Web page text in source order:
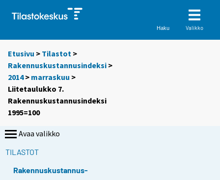
Haku Valikko
Etusivu > Tilastot >
Rakennuskustannusindeksi >
2014> marraskuu >
Liitetaulukko 7.
Rakennuskustannusindeksi
1995=100
Avaa valikko
TILASTOT
Rakennuskustannus-